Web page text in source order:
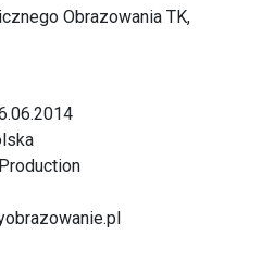
Obrazowania TK,
Production